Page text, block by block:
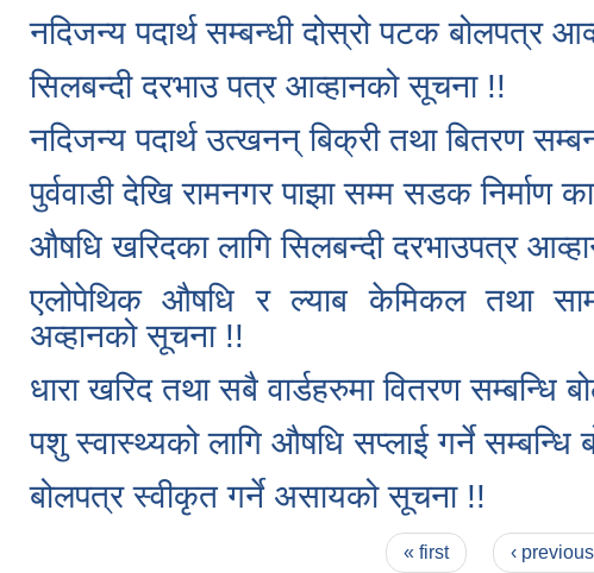
नदिजन्य पदार्थ सम्बन्धी दोस्रो पटक बोलपत्र
सिलबन्दी दरभाउ पत्र आव्हानको सूचना !!
नदिजन्य पदार्थ उत्खनन् बिक्री तथा बितरण
पुर्ववाडी देखि रामनगर पाझा सम्म सडक निर्माण
औषधि खरिदका लागि सिलबन्दी दरभाउपत्र
एलोपेथिक औषधि र ल्याब केमिकल तथा
अव्हानको सूचना !!
धारा खरिद तथा सबै वार्डहरुमा वितरण सम्बन्धि
पशु स्वास्थ्यको लागि औषधि सप्लाई गर्ने
बोलपत्र स्वीकृत गर्ने असायको सूचना !!
« first ‹ previous